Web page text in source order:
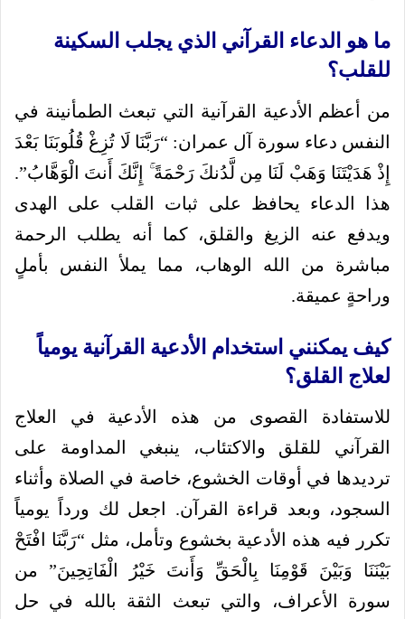
ما هو الدعاء القرآني الذي يجلب السكينة
للقلب؟
من أعظم الأدعية القرآنية التي تبعث الطمأنينة في
النفس دعاء سورة آل عمران: “رَبَّنَا لَا تُزِغْ قُلُوبَنَا بَعْدَ
إِذْ هَدَيْتَنَا وَهَبْ لَنَا مِن لَّدُنكَ رَحْمَةً ۚ إِنَّكَ أَنتَ الْوَهَّابُ”.
هذا الدعاء يحافظ على ثبات القلب على الهدى
ويدفع عنه الزيغ والقلق، كما أنه يطلب الرحمة
مباشرة من الله الوهاب، مما يملأ النفس بأملٍ
وراحةٍ عميقة.
كيف يمكنني استخدام الأدعية القرآنية يومياً
لعلاج القلق؟
للاستفادة القصوى من هذه الأدعية في العلاج
القرآني للقلق والاكتئاب، ينبغي المداومة على
ترديدها في أوقات الخشوع، خاصة في الصلاة وأثناء
السجود، وبعد قراءة القرآن. اجعل لك ورداً يومياً
تكرر فيه هذه الأدعية بخشوع وتأمل، مثل “رَبَّنَا افْتَحْ
بَيْنَنَا وَبَيْنَ قَوْمِنَا بِالْحَقِّ وَأَنتَ خَيْرُ الْفَاتِحِينَ” من
سورة الأعراف، والتي تبعث الثقة بالله في حل